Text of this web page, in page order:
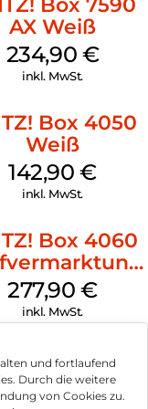
und fortlaufend
Durch die weitere
von Cookies zu.
ist der
Festplatte mit
Heimnetz darauf
Telefon
einrichten
über verpasste
können Sie Online-
weiteren
zu Hause
Box 7590
AX Weiß
234,90 €
inkl. MwSt.
Box 4050
Weiß
142,90€
inkl. MwSt.
Box 4060
Weiß
277,90€
inkl. MwSt.